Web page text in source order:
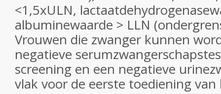
<1,5xULN,
albuminewaarde > LLN
Vrouwen die zwanger kunnen
negatieve
screening en een negatieve
vlak voor de eerste toediening van